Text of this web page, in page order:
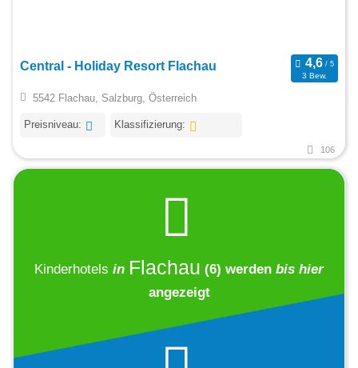
Central - Holiday Resort Flachau
3 Bew.
5542 Flachau, Salzburg, Österreich
Preisniveau: Klassifizierung:
106
Kinderhotels in Flachau (6) werden bis hier
angezeigt